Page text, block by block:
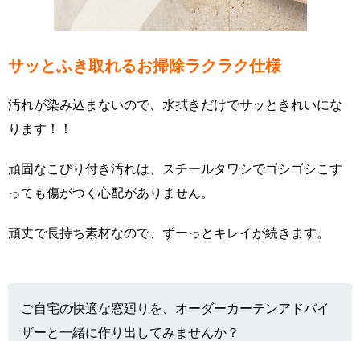
サッとふき取れるお掃除ラクラク仕様
汚れが染み込まないので、水拭きだけでサッときれいにな
ります！！
頑固なこびり付き汚れは、スチールタワシでゴシゴシこす
っても傷がつく心配がありません。
頑丈で長持ち素材なので、ずーっとキレイが続きます。
ご自宅の快適な窓廻りを、オーダーカーテンアドバイ
ザーと一緒に作り出してみませんか？